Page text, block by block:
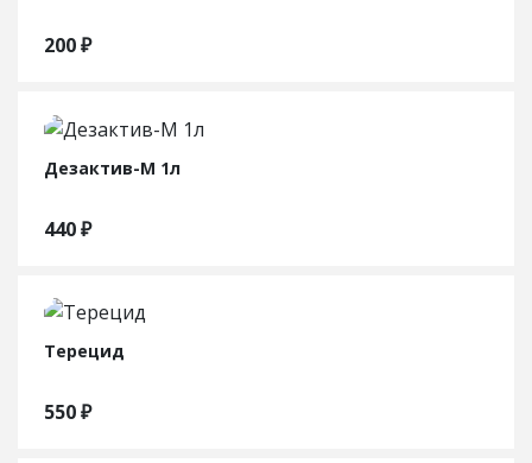
200₽
Дезактив-М 1л
440₽
Терецид
550₽